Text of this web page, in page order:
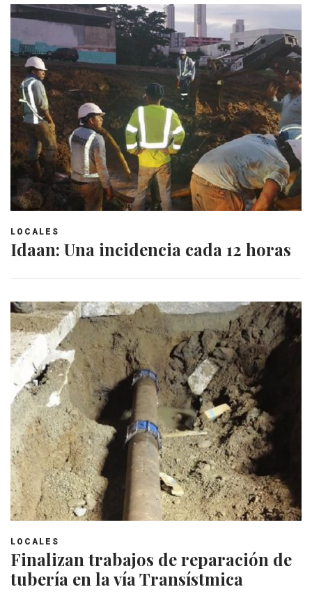
LOCALES
Idaan: Una incidencia cada 12 horas
LOCALES
Finalizan trabajos de reparación de
tubería en la vía Transístmica